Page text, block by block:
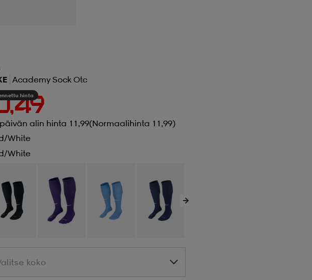
Academy Sock Otc
hinta
alin hinta 11,99(Normaalihinta 11,99)
white
white
koko
koko